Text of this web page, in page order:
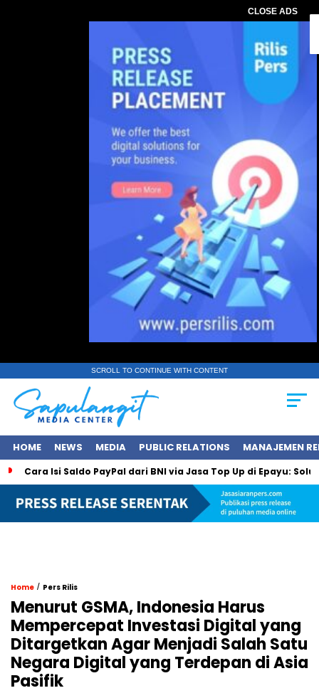
CLOSE ADS
SCROLL TO CONTINUE WITH CONTENT
HOME NEWS MEDIA PUBLIC RELATIONS MANAJEMEN
Cara Isi Saldo PayPal dari BNI via Jasa Top Up di Epayu:
Home / Pers Rilis
Menurut GSMA, Indonesia Harus
Mempercepat Investasi Digital yang
Ditargetkan Agar Menjadi Salah Satu
Negara Digital yang Terdepan di Asia
Pasifik